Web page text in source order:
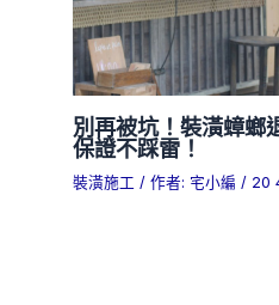
別再被坑！裝潢蟑螂
保證不踩雷！
裝潢施工 / 作者: 宅小編 / 20